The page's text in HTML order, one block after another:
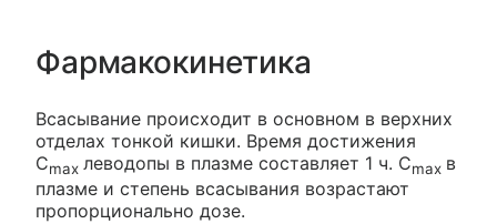
Фармакокинетика
Всасывание происходит в основном в верхних
отделах тонкой кишки. Время достижения
Cmax леводопы в плазме составляет 1 ч. Cmax в
плазме и степень всасывания возрастают
пропорционально дозе.